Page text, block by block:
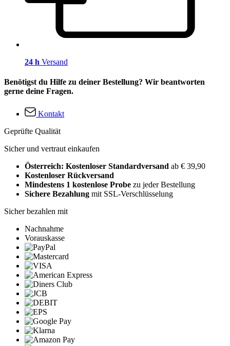
24 h Versand
Benötigst du Hilfe zu deiner Bestellung? Wir beantworten
gerne deine Fragen.
Kontakt
Geprüfte Qualität
Sicher und vertraut einkaufen
Österreich: Kostenloser Standardversand ab € 39,90
Kostenloser Rückversand
Mindestens 1 kostenlose Probe zu jeder Bestellung
Sichere Bezahlung mit SSL-Verschlüsselung
Sicher bezahlen mit
Nachnahme
Vorauskasse